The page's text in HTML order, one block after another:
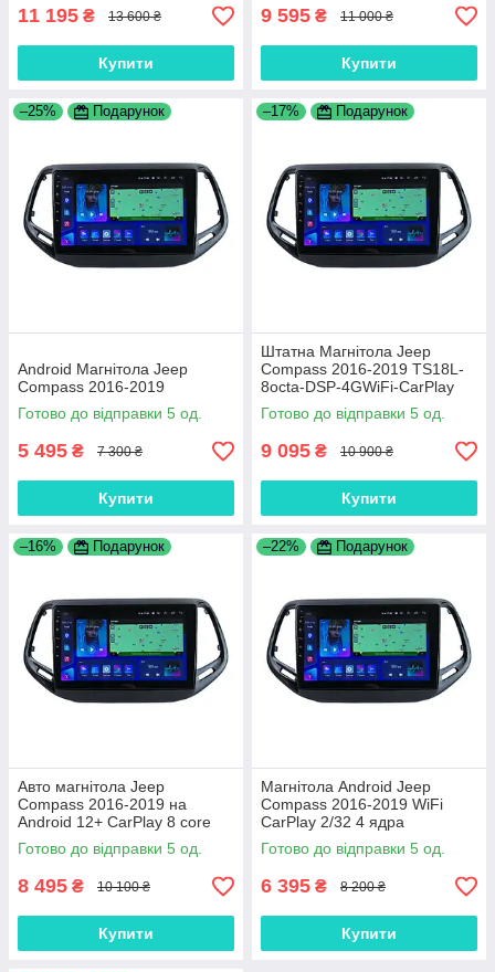
11 195 ₴ 13 600 ₴
Купити
9 595 ₴ 11 000 ₴
Купити
–25% Подарунок
Android Магнітола Jeep
Compass 2016-2019
Готово до відправки 5 од.
5 495 ₴ 7 300 ₴
Купити
–17% Подарунок
Штатна Магнітола Jeep
Compass 2016-2019 TS18L-
8octa-DSP-4GWiFi-CarPlay
Готово до відправки 5 од.
9 095 ₴ 10 900 ₴
Купити
–16% Подарунок
Авто магнітола Jeep
Compass 2016-2019 на
Android 12+ CarPlay 8 core
Platform XyAuto
Готово до відправки 5 од.
8 495 ₴ 10 100 ₴
Купити
–22% Подарунок
Магнітола Android Jeep
Compass 2016-2019 WiFi
CarPlay 2/32 4 ядра
Готово до відправки 5 од.
6 395 ₴ 8 200 ₴
Купити